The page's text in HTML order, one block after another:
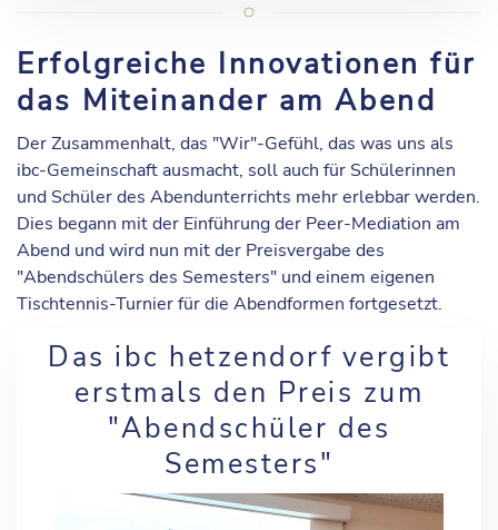
Erfolgreiche Innovationen für
das Miteinander am Abend
Der Zusammenhalt, das "Wir"-Gefühl, das was uns als
ibc-Gemeinschaft ausmacht, soll auch für Schülerinnen
und Schüler des Abendunterrichts mehr erlebbar werden.
Dies begann mit der Einführung der Peer-Mediation am
Abend und wird nun mit der Preisvergabe des
"Abendschülers des Semesters" und einem eigenen
Tischtennis-Turnier für die Abendformen fortgesetzt.
Das ibc hetzendorf vergibt
erstmals den Preis zum
"Abendschüler des
Semesters"